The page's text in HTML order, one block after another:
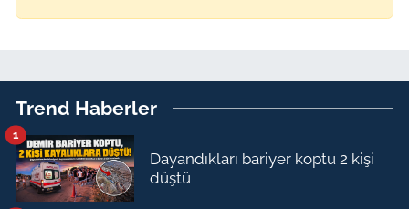
Trend Haberler
Dayandıkları bariyer koptu 2 kişi
düştü
1